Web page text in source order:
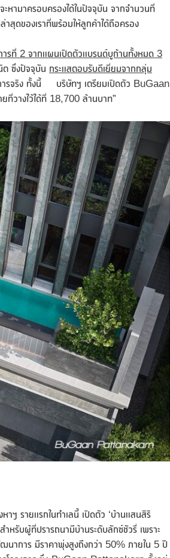
ามาครอบครองได้ในปัจจุบัน จากจำนวนที่
ดของเราที่พร้อมให้ลูกค้าได้ถือครอง
ารที่ 2 จากแผนเปิดตัวแบรนด์บูก้านทั้งหมด 3
ซึ่งปัจจุบัน กระแสตอบรับดีเยี่ยมจากกลุ่ม
การจริง ทั้งนี้ บริษัทฯ เตรียมเปิดตัว BuGaan
ที่วางไว้ได้ที่ 18,700 ล้านบาท”
ฯ รายแรกในทำเลนี้ เปิดตัว ‘บ้านแสนสิริ
หรับผู้ที่ปรารถนามีบ้านระดับลักซ์ชัวรี่ เพราะ
ฒนาการ มีราคาพุ่งสูงถึงกว่า 50% ภายใน 5 ปี